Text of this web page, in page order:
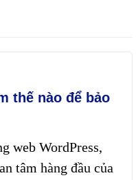
thế nào để bảo
web WordPress,
tâm hàng đầu của